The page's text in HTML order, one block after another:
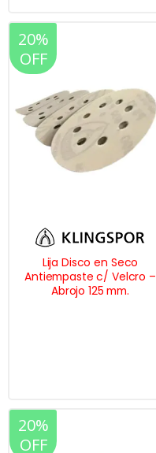
20%
OFF
Lija Disco en Seco
Antiempaste c/ Velcro –
Abrojo 125 mm.
20%
OFF